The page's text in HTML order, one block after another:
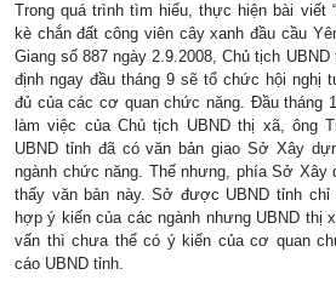
Trong quá trình tìm hiểu, thực hiện bài viết
kè chắn đất công viên cây xanh đầu cầu
Giang số 887 ngày 2.9.2008, Chủ tịch
định ngay đầu tháng 9 sẽ tổ chức hội nghị
đủ của các cơ quan chức năng. Đầu tháng
làm việc của Chủ tịch UBND thị xã, ông
UBND tỉnh đã có văn bản giao Sở Xây
ngành chức năng. Thế nhưng, phía Sở Xây
thấy văn bản này. Sở được UBND tỉnh chỉ
hợp ý kiến của các ngành nhưng UBND thị
vấn thì chưa thể có ý kiến của cơ quan
cáo UBND tỉnh.